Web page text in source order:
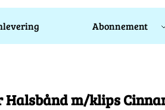
Abonnement
m/klips